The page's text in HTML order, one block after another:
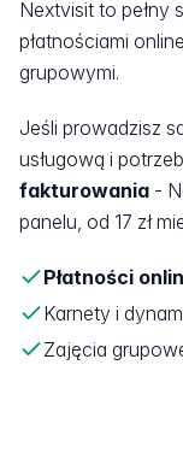
Nextvisit to pełny
płatnościami
grupowymi.
Jeśli prowadzisz
usługową i
fakturowania -
panelu, od 17 zł
Płatności
Karnety i
Zajęcia